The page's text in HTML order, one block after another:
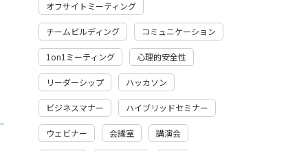
オフサイトミーティング
チームビルディング コミュニケーション
1on1ミーティング 心理的安全性
リーダーシップ ハッカソン
ビジネスマナー ハイブリッドセミナー
ウェビナー 会議室 講演会